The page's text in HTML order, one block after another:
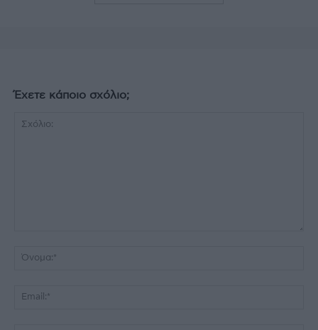
Έχετε κάποιο σχόλιο;